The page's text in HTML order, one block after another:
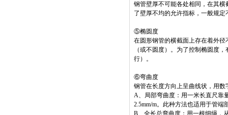
钢管壁厚不可能各处相同，在其
了壁厚不均的允许指标，一般规
⑤椭圆度
在圆形钢管的横截面上存在着外
（或不圆度）。为了控制椭圆度
行）。
⑥弯曲度
钢管在长度方向上呈曲线状，用
A、局部弯曲度：用一米长直尺靠
2.5mm/m。此种方法也适用于管端
B、全长总弯曲度：用一根细绳，